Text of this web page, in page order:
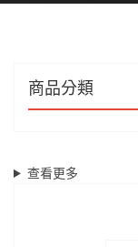
商品分類
查看更多